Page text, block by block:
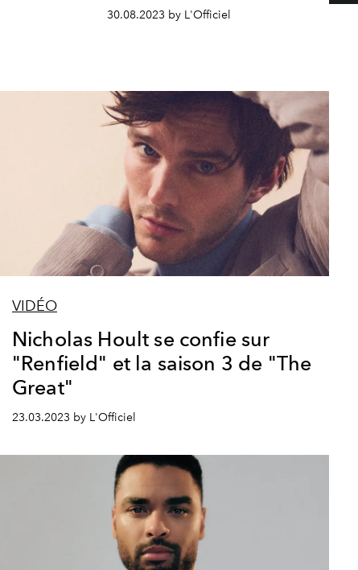
30.08.2023 by L'Officiel
VIDÉO
Nicholas Hoult se confie sur
"Renfield" et la saison 3 de "The
Great"
23.03.2023 by L'Officiel